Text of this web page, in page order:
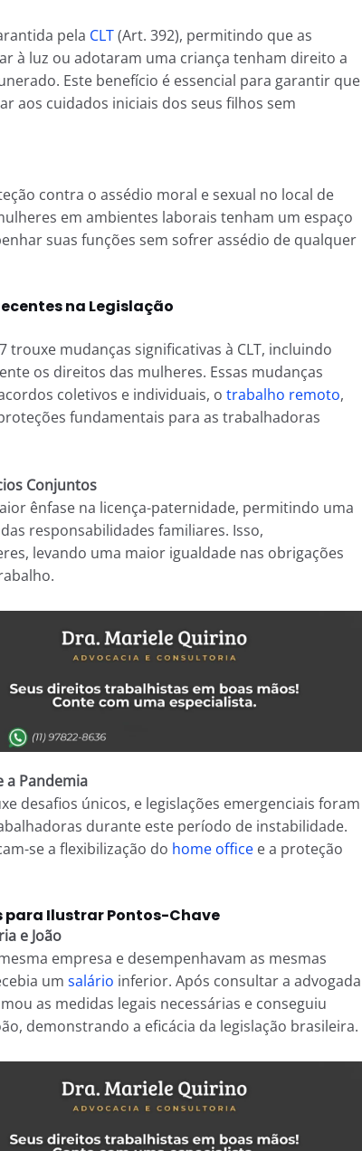
pela CLT(Art. 392), permitindo que as
à luz ou adotaram uma criança tenham direito a
Este benefício é essencial para garantir que
aos cuidados iniciais dos seus filhos sem
contra o assédio moral e sexual no local de
em ambientes laborais tenham um espaço
suas funções sem sofrer assédio de qualquer
na Legislação
trouxe mudanças significativas à CLT, incluindo
os direitos das mulheres. Essas mudanças
coletivos e individuais, o trabalho remoto,
fundamentais para as trabalhadoras
Conjuntos
ênfase na licença-paternidade, permitindo uma
responsabilidades familiares. Isso,
levando uma maior igualdade nas obrigações
a Pandemia
desafios únicos, e legislações emergenciais foram
durante este período de instabilidade.
se a flexibilização do home officee a proteção
para Ilustrar Pontos-Chave
e João
empresa e desempenhavam as mesmas
um salário inferior. Após consultar a advogada
as medidas legais necessárias e conseguiu
demonstrando a eficácia da legislação brasileira.